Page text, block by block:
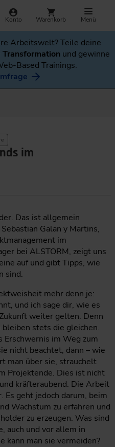
Konto Warenkorb Menü
Arbeitswelt? Teile deine
und gewinne
Based Trainings.
im
Das ist allgemein
Galan y Martins,
im
bei ALSTORM, zeigt uns
auf und gibt Tipps, wie
sind.
mehr denn je:
und ich sage dir, wie es
weiter gelten. Denn
stets die gleichen.
Erschwernis im Weg zum
nicht beachtet, dann – wie
man über sie, strauchelt
Projektende. Dies ist nicht
kräfteraubend. Die Arbeit
Es geht jedoch darum, beim
Wachstum zu erfahren und
zu erzeugen. Was sind
auch und vor allem in
kann man sie vermeiden?